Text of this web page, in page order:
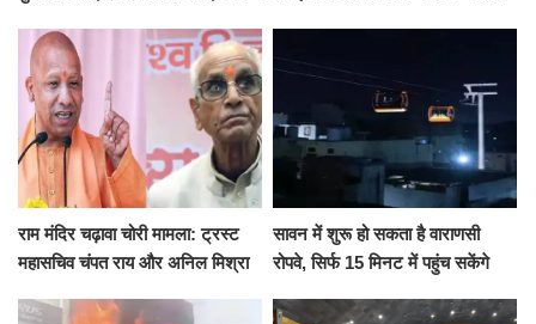
राम मंदिर चढ़ावा चोरी मामला: ट्रस्ट
महासचिव चंपत राय और अनिल मिश्रा
सावन में शुरू हो सकता है वाराणसी
रोपवे, सिर्फ 15 मिनट में पहुंच सकेंगे